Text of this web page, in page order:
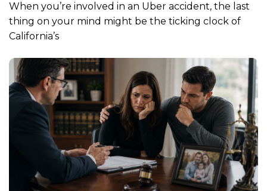
When you’re involved in an Uber accident, the last
thing on your mind might be the ticking clock of
California’s